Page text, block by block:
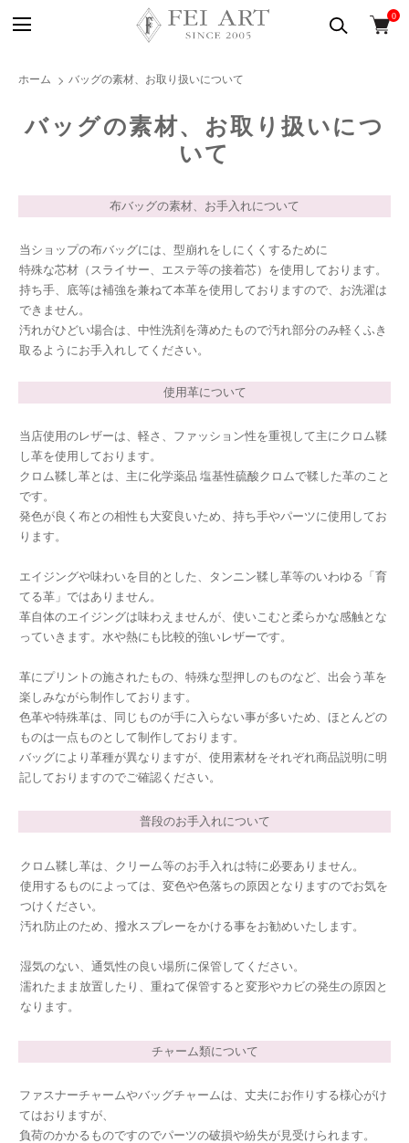
0
ホーム バッグの素材、お取り扱いについて
バッグの素材、お取り扱いにつ
いて
布バッグの素材、お手入れについて
当ショップの布バッグには、型崩れをしにくくするために
特殊な芯材（スライサー、エステ等の接着芯）を使用しております。
持ち手、底等は補強を兼ねて本革を使用しておりますので、お洗濯は
できません。
汚れがひどい場合は、中性洗剤を薄めたもので汚れ部分のみ軽くふき
取るようにお手入れしてください。
使用革について
当店使用のレザーは、軽さ、ファッション性を重視して主にクロム鞣
し革を使用しております。
クロム鞣し革とは、主に化学薬品 塩基性硫酸クロムで鞣した革のこと
です。
発色が良く布との相性も大変良いため、持ち手やパーツに使用してお
ります。
エイジングや味わいを目的とした、タンニン鞣し革等のいわゆる「育
てる革」ではありません。
革自体のエイジングは味わえませんが、使いこむと柔らかな感触とな
っていきます。水や熱にも比較的強いレザーです。
革にプリントの施されたもの、特殊な型押しのものなど、出会う革を
楽しみながら制作しております。
色革や特殊革は、同じものが手に入らない事が多いため、ほとんどの
ものは一点ものとして制作しております。
バッグにより革種が異なりますが、使用素材をそれぞれ商品説明に明
記しておりますのでご確認ください。
普段のお手入れについて
クロム鞣し革は、クリーム等のお手入れは特に必要ありません。
使用するものによっては、変色や色落ちの原因となりますのでお気を
つけください。
汚れ防止のため、撥水スプレーをかける事をお勧めいたします。
湿気のない、通気性の良い場所に保管してください。
濡れたまま放置したり、重ねて保管すると変形やカビの発生の原因と
なります。
チャーム類について
ファスナーチャームやバッグチャームは、丈夫にお作りする様心がけ
てはおりますが、
負荷のかかるものですのでパーツの破損や紛失が見受けられます。